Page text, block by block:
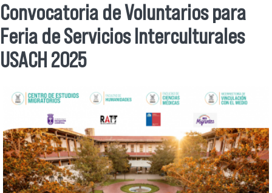
Se encuentra usted aquí
Convocatoria de Voluntarios para
Feria de Servicios Interculturales
USACH 2025